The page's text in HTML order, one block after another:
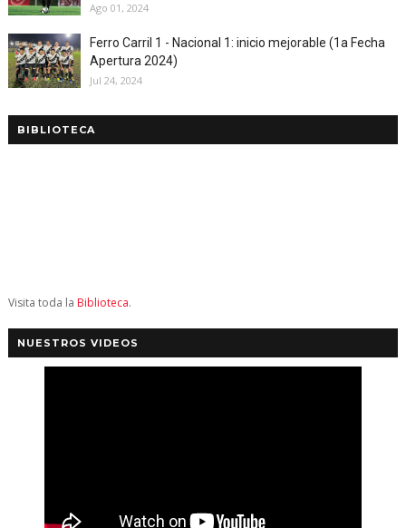
Ago 01, 2024
Ferro Carril 1 - Nacional 1: inicio mejorable (1a Fecha
Apertura 2024)
Jul 24, 2024
BIBLIOTECA
Visita toda la Biblioteca.
NUESTROS VIDEOS